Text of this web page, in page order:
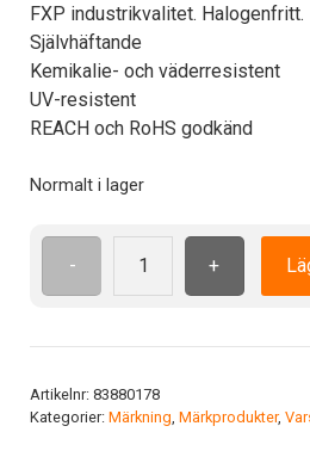
FXP industrikvalitet. Halogenfritt.
Självhäftande
Kemikalie- och väderresistent
UV-resistent
REACH och RoHS godkänd
Normalt i lager
-
mörka
+
Artikelnr: 83880178
Kategorier: Märkning Märkprodukter,